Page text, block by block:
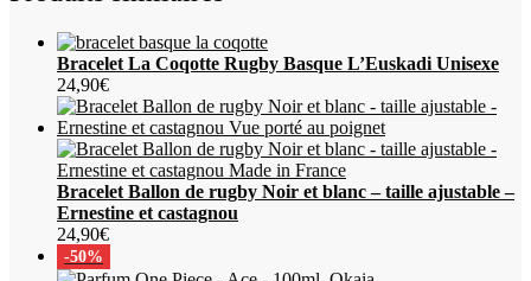
Bracelet La Coqotte Rugby Basque L’Euskadi Unisexe
24,90€
Bracelet Ballon de rugby Noir et blanc – taille ajustable –
Ernestine et castagnou
24,90€
-50%